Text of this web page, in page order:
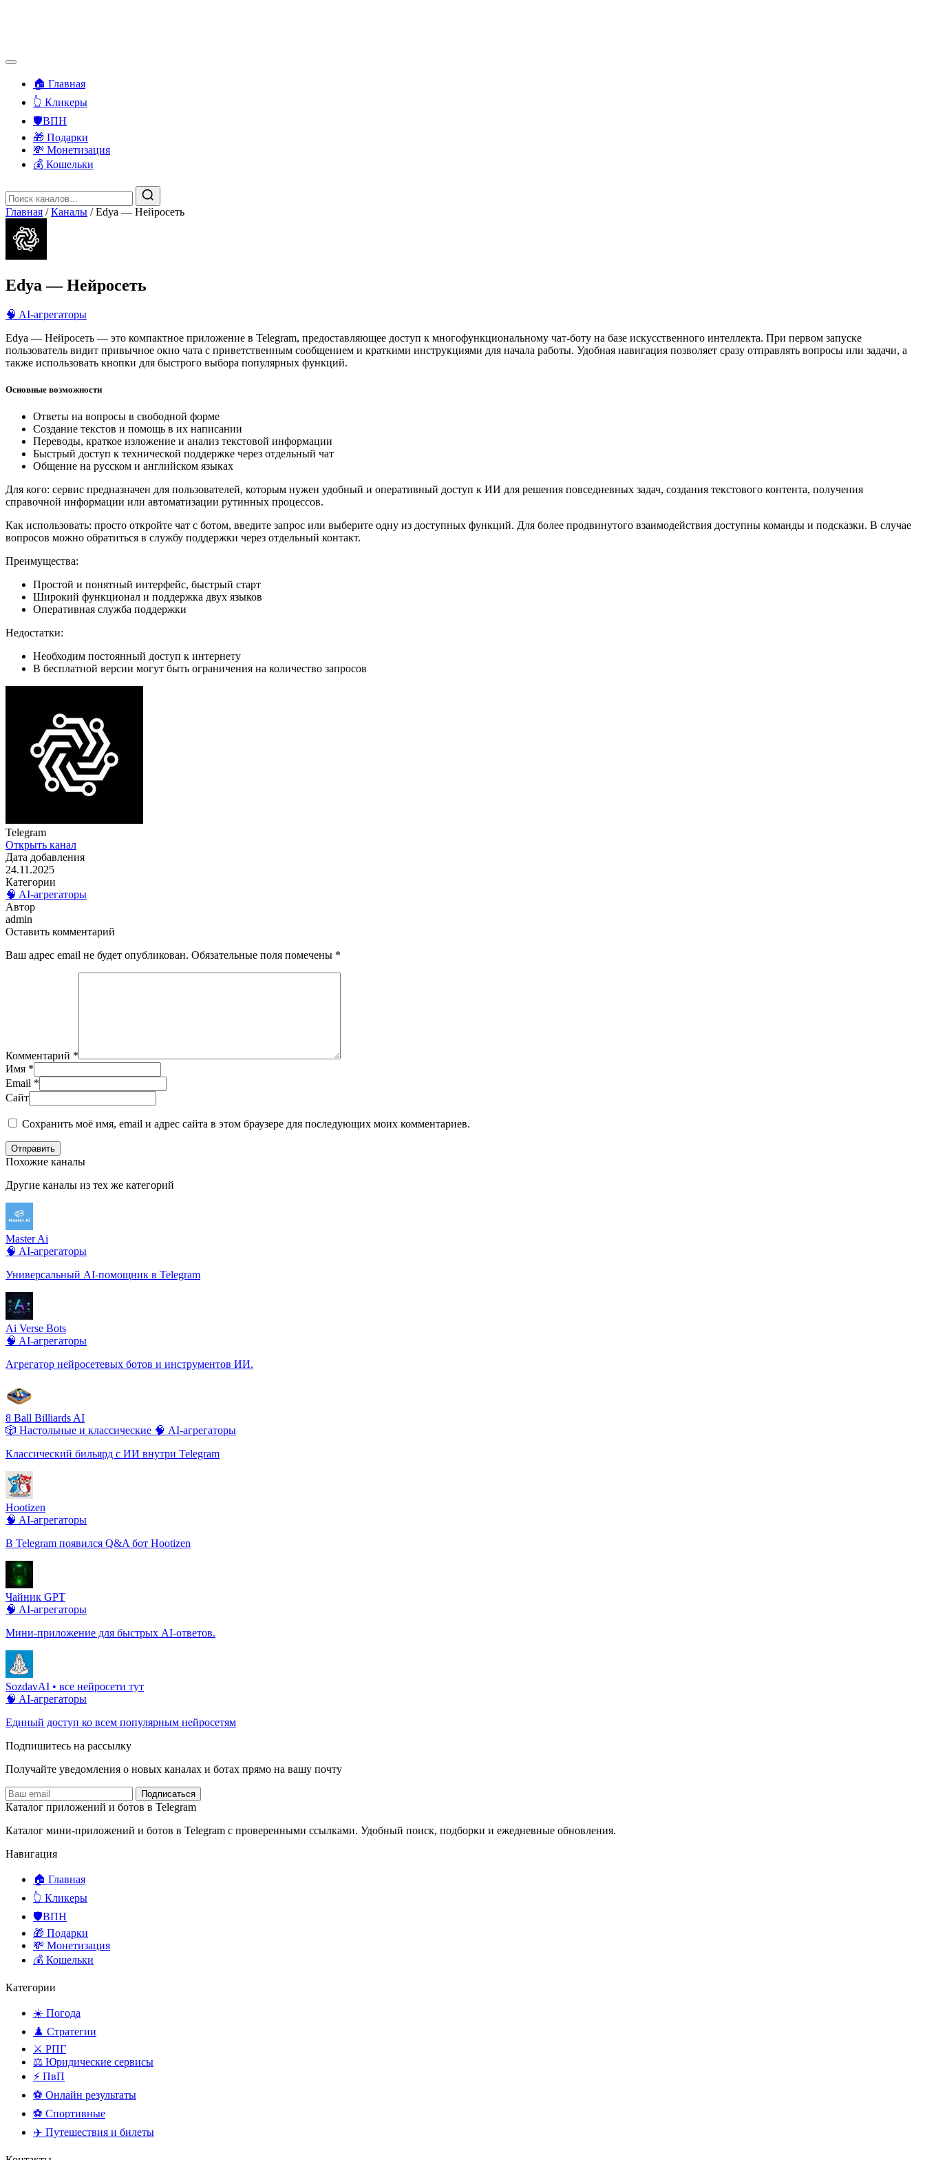
🏠 Главная
👆 Кликеры
🛡️ВПН
🎁 Подарки
💸 Монетизация
💰 Кошельки
Главная / Каналы / Edya — Нейросеть
Edya — Нейросеть
🧠 AI-агрегаторы
Edya — Нейросеть — это компактное приложение в Telegram, предоставляющее доступ к многофункциональному чат-боту на базе искусственного интеллекта. При первом запуске
пользователь видит привычное окно чата с приветственным сообщением и краткими инструкциями для начала работы. Удобная навигация позволяет сразу отправлять вопросы или задачи, а
также использовать кнопки для быстрого выбора популярных функций.
Основные возможности
Ответы на вопросы в свободной форме
Создание текстов и помощь в их написании
Переводы, краткое изложение и анализ текстовой информации
Быстрый доступ к технической поддержке через отдельный чат
Общение на русском и английском языках
Для кого: сервис предназначен для пользователей, которым нужен удобный и оперативный доступ к ИИ для решения повседневных задач, создания текстового контента, получения
справочной информации или автоматизации рутинных процессов.
Как использовать: просто откройте чат с ботом, введите запрос или выберите одну из доступных функций. Для более продвинутого взаимодействия доступны команды и подсказки. В случае
вопросов можно обратиться в службу поддержки через отдельный контакт.
Преимущества:
Простой и понятный интерфейс, быстрый старт
Широкий функционал и поддержка двух языков
Оперативная служба поддержки
Недостатки:
Необходим постоянный доступ к интернету
В бесплатной версии могут быть ограничения на количество запросов
Telegram
Открыть канал
Дата добавления
24.11.2025
Категории
🧠 AI-агрегаторы
Автор
admin
Оставить комментарий
Ваш адрес email не будет опубликован. Обязательные поля помечены *
Комментарий *
Имя *
Email *
Сайт
Сохранить моё имя, email и адрес сайта в этом браузере для последующих моих комментариев.
Отправить
Похожие каналы
Другие каналы из тех же категорий
Master Ai
🧠 AI-агрегаторы
Универсальный AI-помощник в Telegram
Ai Verse Bots
🧠 AI-агрегаторы
Агрегатор нейросетевых ботов и инструментов ИИ.
8 Ball Billiards AI
🎲 Настольные и классические 🧠 AI-агрегаторы
Классический бильярд с ИИ внутри Telegram
Hootizen
🧠 AI-агрегаторы
В Telegram появился Q&A бот Hootizen
Чайник GPT
🧠 AI-агрегаторы
Мини-приложение для быстрых AI-ответов.
SozdavAI • все нейросети тут
🧠 AI-агрегаторы
Единый доступ ко всем популярным нейросетям
Подпишитесь на рассылку
Получайте уведомления о новых каналах и ботаx прямо на вашу почту
Подписаться
Каталог приложений и ботов в Telegram
Каталог мини-приложений и ботов в Telegram с проверенными ссылками. Удобный поиск, подборки и ежедневные обновления.
Навигация
🏠 Главная
👆 Кликеры
🛡️ВПН
🎁 Подарки
💸 Монетизация
💰 Кошельки
Категории
☀️ Погода
♟️ Стратегии
⚔️ РПГ
⚖️ Юридические сервисы
⚡ ПвП
⚽ Онлайн результаты
⚽ Спортивные
✈️ Путешествия и билеты